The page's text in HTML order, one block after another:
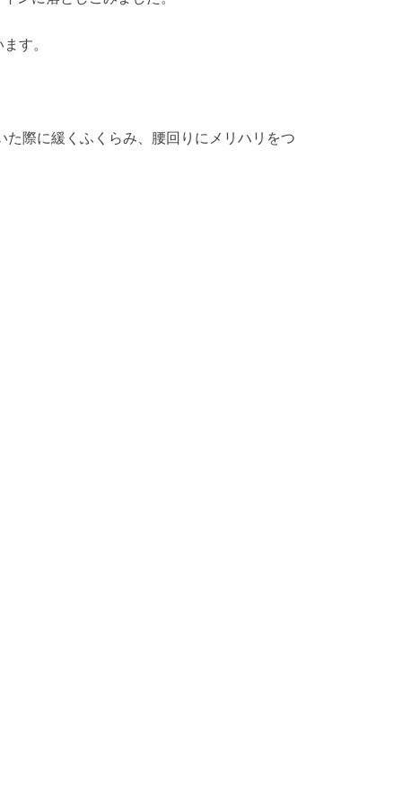
す。
際に緩くふくらみ、腰回りにメリハリをつ